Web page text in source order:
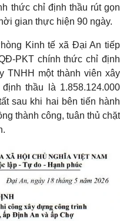
thức chỉ định thầu rút gọn
gian thực hiện 90 ngày.
Kinh tế xã Đại An tiếp
PKT chính thức chỉ định
TNHH một thành viên xây
thầu là 1.858.124.000
sau khi hai bên tiến hành
thành công, tuân thủ chặt